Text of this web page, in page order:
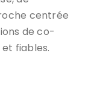
centrée
de co-
fiables.